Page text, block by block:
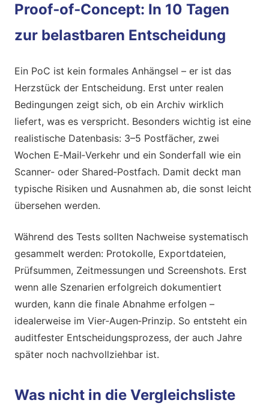
Proof‑of‑Concept: In 10 Tagen
zur belastbaren Entscheidung
Ein PoC ist kein formales Anhängsel – er ist das
Herzstück der Entscheidung. Erst unter realen
Bedingungen zeigt sich, ob ein Archiv wirklich
liefert, was es verspricht. Besonders wichtig ist eine
realistische Datenbasis: 3–5 Postfächer, zwei
Wochen E‑Mail‑Verkehr und ein Sonderfall wie ein
Scanner- oder Shared‑Postfach. Damit deckt man
typische Risiken und Ausnahmen ab, die sonst leicht
übersehen werden.
Während des Tests sollten Nachweise systematisch
gesammelt werden: Protokolle, Exportdateien,
Prüfsummen, Zeitmessungen und Screenshots. Erst
wenn alle Szenarien erfolgreich dokumentiert
wurden, kann die finale Abnahme erfolgen –
idealerweise im Vier‑Augen‑Prinzip. So entsteht ein
auditfester Entscheidungsprozess, der auch Jahre
später noch nachvollziehbar ist.
Was nicht in die Vergleichsliste